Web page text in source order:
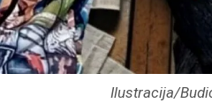
Ilustracija/